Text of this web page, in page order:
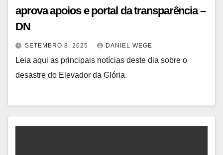
aprova apoios e portal da transparência –
DN
SETEMBRO 8, 2025 DANIEL WEGE
Leia aqui as principais notícias deste dia sobre o
desastre do Elevador da Glória.